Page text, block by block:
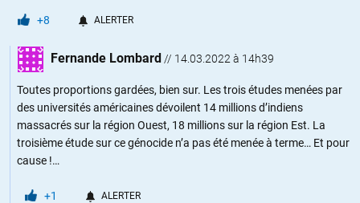
+8 ALERTER
Fernande Lombard // 14.03.2022 à 14h39
Toutes proportions gardées, bien sur. Les trois études menées par
des universités américaines dévoilent 14 millions d’indiens
massacrés sur la région Ouest, 18 millions sur la région Est. La
troisième étude sur ce génocide n’a pas été menée à terme… Et pour
cause !…
+1 ALERTER